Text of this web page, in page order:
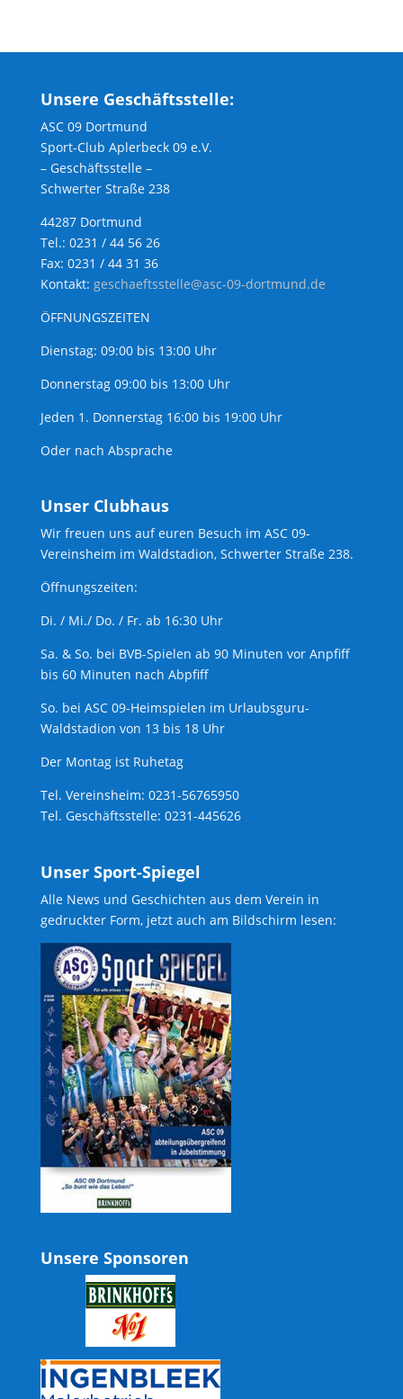
Unsere Geschäftsstelle:
ASC 09 Dortmund
Sport-Club Aplerbeck 09 e.V.
– Geschäftsstelle –
Schwerter Straße 238
44287 Dortmund
Tel.: 0231 / 44 56 26
Fax: 0231 / 44 31 36
Kontakt: geschaeftsstelle@asc-09-dortmund.de
ÖFFNUNGSZEITEN
Dienstag: 09:00 bis 13:00 Uhr
Donnerstag 09:00 bis 13:00 Uhr
Jeden 1. Donnerstag 16:00 bis 19:00 Uhr
Oder nach Absprache
Unser Clubhaus
Wir freuen uns auf euren Besuch im ASC 09-
Vereinsheim im Waldstadion, Schwerter Straße 238.
Öffnungszeiten:
Di. / Mi./ Do. / Fr. ab 16:30 Uhr
Sa. & So. bei BVB-Spielen ab 90 Minuten vor Anpfiff
bis 60 Minuten nach Abpfiff
So. bei ASC 09-Heimspielen im Urlaubsguru-
Waldstadion von 13 bis 18 Uhr
Der Montag ist Ruhetag
Tel. Vereinsheim: 0231-56765950
Tel. Geschäftsstelle: 0231-445626
Unser Sport-Spiegel
Alle News und Geschichten aus dem Verein in
gedruckter Form, jetzt auch am Bildschirm lesen:
Unsere Sponsoren